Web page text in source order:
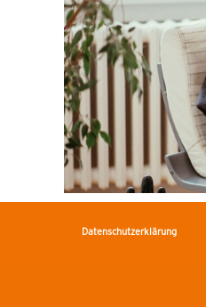
Datenschutzerklärung